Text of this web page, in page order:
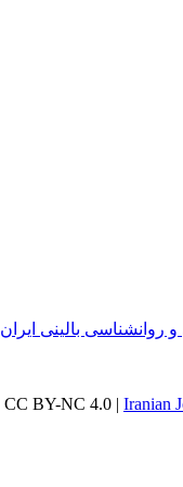
روانشناسی بالینی ایران
Iranian